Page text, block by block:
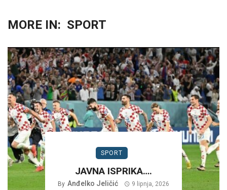
MORE IN: SPORT
SPORT
JAVNA ISPRIKA….
By Anđelko Jeličić 9 lipnja, 2026